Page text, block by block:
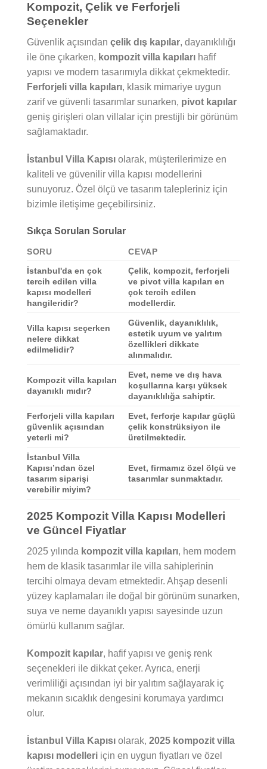
Kompozit, Çelik ve Ferforjeli
Seçenekler
Güvenlik açısından çelik dış kapılar, dayanıklılığı
ile öne çıkarken, kompozit villa kapıları hafif
yapısı ve modern tasarımıyla dikkat çekmektedir.
Ferforjeli villa kapıları, klasik mimariye uygun
zarif ve güvenli tasarımlar sunarken, pivot kapılar
geniş girişleri olan villalar için prestijli bir görünüm
sağlamaktadır.
İstanbul Villa Kapısı olarak, müşterilerimize en
kaliteli ve güvenilir villa kapısı modellerini
sunuyoruz. Özel ölçü ve tasarım talepleriniz için
bizimle iletişime geçebilirsiniz.
Sıkça Sorulan Sorular
SORU
CEVAP
İstanbul'da en çok
tercih edilen villa
kapısı modelleri
hangileridir?
Çelik, kompozit, ferforjeli
ve pivot villa kapıları en
çok tercih edilen
modellerdir.
Villa kapısı seçerken
nelere dikkat
edilmelidir?
Güvenlik, dayanıklılık,
estetik uyum ve yalıtım
özellikleri dikkate
alınmalıdır.
Kompozit villa kapıları
dayanıklı mıdır?
Evet, neme ve dış hava
koşullarına karşı yüksek
dayanıklılığa sahiptir.
Ferforjeli villa kapıları
güvenlik açısından
yeterli mi?
Evet, ferforje kapılar güçlü
çelik konstrüksiyon ile
üretilmektedir.
İstanbul Villa
Kapısı’ndan özel
tasarım siparişi
verebilir miyim?
Evet, firmamız özel ölçü ve
tasarımlar sunmaktadır.
2025 Kompozit Villa Kapısı Modelleri
ve Güncel Fiyatlar
2025 yılında kompozit villa kapıları, hem modern
hem de klasik tasarımlar ile villa sahiplerinin
tercihi olmaya devam etmektedir. Ahşap desenli
yüzey kaplamaları ile doğal bir görünüm sunarken,
suya ve neme dayanıklı yapısı sayesinde uzun
ömürlü kullanım sağlar.
Kompozit kapılar, hafif yapısı ve geniş renk
seçenekleri ile dikkat çeker. Ayrıca, enerji
verimliliği açısından iyi bir yalıtım sağlayarak iç
mekanın sıcaklık dengesini korumaya yardımcı
olur.
İstanbul Villa Kapısı olarak, 2025 kompozit villa
kapısı modelleri için en uygun fiyatları ve özel